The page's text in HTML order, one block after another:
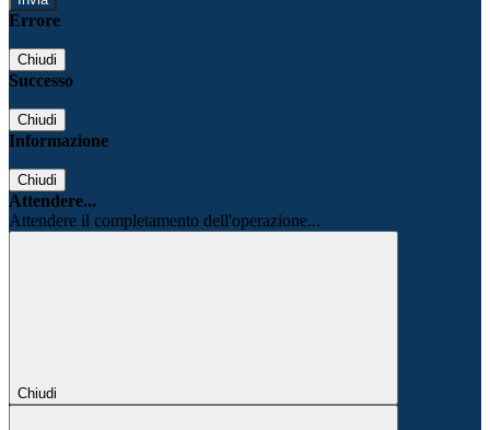
Errore
Chiudi
Successo
Chiudi
Informazione
Chiudi
Attendere...
Attendere il completamento dell'operazione...
Chiudi